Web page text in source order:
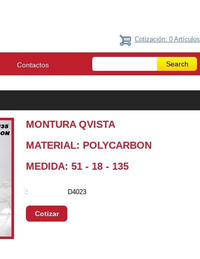
Cotización: 0 Artículos
Contactos
MONTURA QVISTA
MATERIAL: POLYCARBON
MEDIDA: 51 - 18 - 135
: D4023
Cotizar